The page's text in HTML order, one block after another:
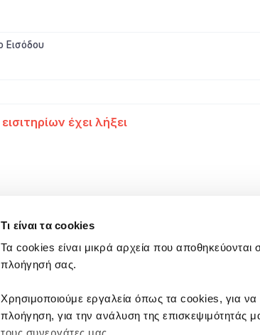
Τι είναι τα cookies
Τα cookies είναι μικρά αρχεία που αποθηκεύονται
πλοήγησή σας.
Χρησιμοποιούμε εργαλεία όπως τα cookies, για
πλοήγηση, για την ανάλυση της επισκεψιμότητάς